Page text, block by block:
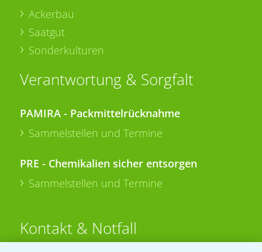
Ackerbau
Saatgut
Sonderkulturen
Verantwortung & Sorgfalt
PAMIRA - Packmittelrücknahme
Sammelstellen und Termine
PRE - Chemikalien sicher entsorgen
Sammelstellen und Termine
Kontakt & Notfall